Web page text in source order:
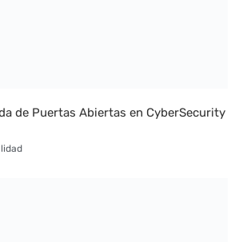
de Puertas Abiertas en CyberSecurity